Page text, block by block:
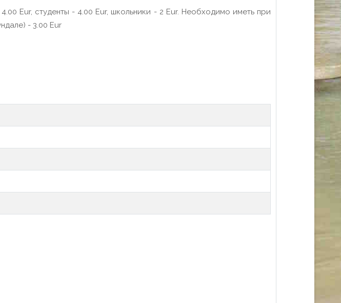
Eur, студенты - 4.00 Eur, школьники - 2 Eur. Необходимо иметь при
- 3.00 Eur